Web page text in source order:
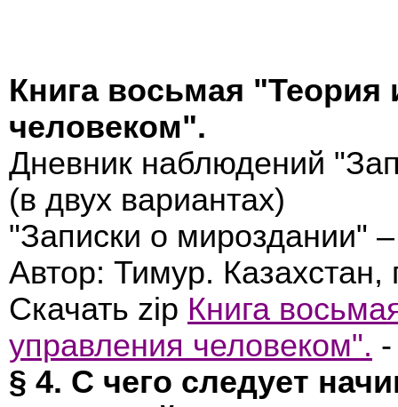
Книга восьмая "Теория
человеком".
Дневник наблюдений
(в двух вариантах)
"Записки о мироздании"
Автор: Тимур.
Скачать zip Книга
управления человеком".
§ 4. С чего следует